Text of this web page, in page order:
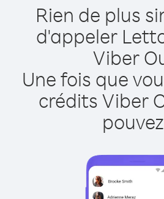
Rien de plus
d'appeler
Viber
Une fois que
crédits Viber